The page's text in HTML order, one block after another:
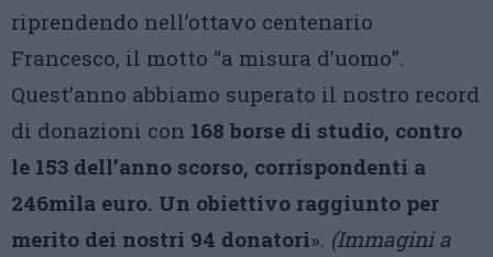
riprendendo nell’ottavo centenario
Francesco, il motto “a misura d’uomo”.
Quest’anno abbiamo superato il nostro record
di donazioni con 168 borse di studio, contro
le 153 dell’anno scorso, corrispondenti a
246mila euro. Un obiettivo raggiunto per
merito dei nostri 94 donatori». (Immagini a